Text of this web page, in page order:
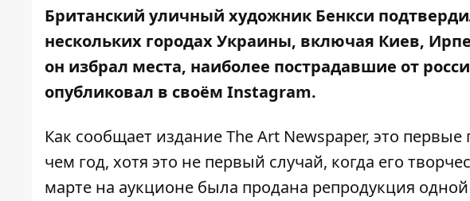
Британский уличный художник Бенкси
нескольких городах Украины, включая Киев,
он избрал места, наиболее пострадавшие от
опубликовал в своём Instagram.
Как сообщает издание The Art Newspaper, это первые
чем год, хотя это не первый случай, когда его
марте на аукционе была продана репродукция